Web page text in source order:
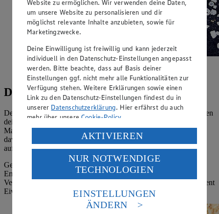
Eine normale Mahlzeit sollte Kohlenhydrate, Eiweiß
und Fett beinhalten
Die normale Makronährstoffverteilung
Den empfohlenen Anteil von Fetten, Eiweißen und Kohlenhydraten
deiner täglichen Ernährung bezeichnet man als
Makronährstoffverteilung – und diese kann variieren. Sie hängt
davon ab, ob du dein Gewicht halten, abnehmen oder Muskeln
aufbauen möchtest.
Generell gilt: Als normaler Richtwert einer ausgewogenen
Ernährung, die dazu dient, dein Gewicht zu halten, ist eine
Verteilung von 50 bis 60 Prozent Kohlenhydraten, 15 bis 25 Prozent
Eiweiß und 20 bis 30 Prozent Fett als günstig angesehen.
Website zu ermöglichen. Wir verwenden deine Daten,
um unsere Website zu personalisieren und dir
möglichst relevante Inhalte anzubieten, sowie für
Marketingzwecke.
Deine Einwilligung ist freiwillig und kann jederzeit
individuell in den Datenschutz-Einstellungen angepasst
werden. Bitte beachte, dass auf Basis deiner
Einstellungen ggf. nicht mehr alle Funktionalitäten zur
Verfügung stehen. Weitere Erklärungen sowie einen
Link zu den Datenschutz-Einstellungen findest du in
unserer Datenschutzerklärung. Hier erfährst du auch
mehr über unsereCookie-Policy.
Verarbeitung deiner personenbezogenen Daten in den
USA durch Facebook und YouTube:
Wenn du auf „Aktivieren“ klickst, willigst du im Sinne
des Art. 49 Abs. 1 Satz 1 lit. a) DSGVO ein, dass deine
Daten in den USA verarbeitet werden. Der EuGH sieht
die USA als Land mit einem nach europäischen
Standards nicht angemessenen Datenschutzniveau an.
Es besteht das Risiko eines Zugriffs durch US-
AKTIVIEREN
NUR NOTWENDIGE
TECHNOLOGIEN
EINSTELLUNGEN
ÄNDERN